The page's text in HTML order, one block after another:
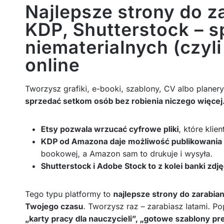
Najlepsze strony do
KDP, Shutterstock –
niematerialnych
online
Tworzysz grafiki, e-booki, szablony, CV albo
sprzedać setkom osób bez robienia niczego więcej.
Etsy pozwala wrzucać cyfrowe pliki, które
KDP od Amazona daje możliwość
bookowej, a Amazon sam to drukuje i wysyła.
Shutterstock i Adobe Stock to z kolei banki
Tego typu platformy to najlepsze strony do
Twojego czasu. Tworzysz raz – zarabiasz latami.
„karty pracy dla nauczycieli”, „gotowe szablony